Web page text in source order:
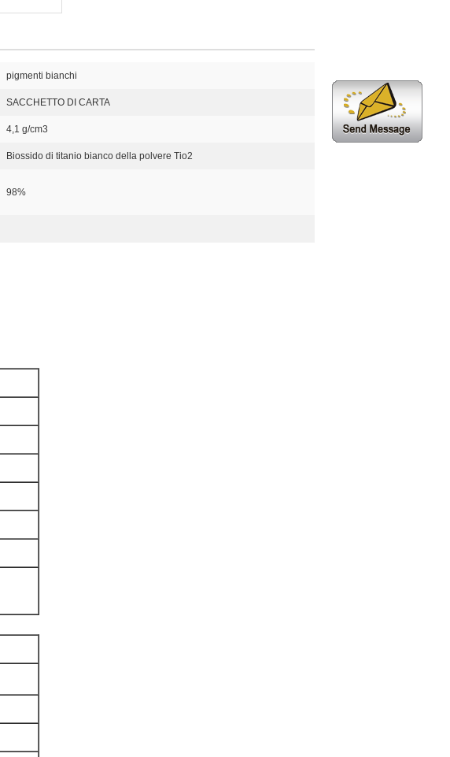
pigmenti bianchi
SACCHETTO DI CARTA
4,1 g/cm3
Biossido di titanio bianco della polvere Tio2
98%